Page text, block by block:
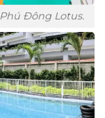
Đông Lotus.